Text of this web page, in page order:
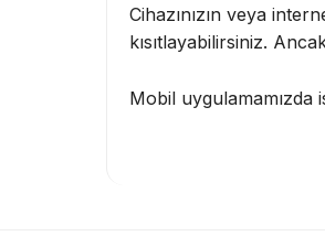
Cihazınızın veya
kısıtlayabilirsiniz.
Mobil uygulamamızda